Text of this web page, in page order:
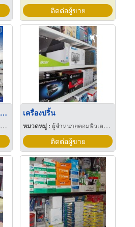
ติดต่อผู้ขาย
รับออกแบบและผลิตเครื่องล้างสีระบบน้ำ ปลอดภัยต่อผู้ใช้งานและเป็นมิตรต่อสิ่งแวดล้อม เครื่องปริ้น
หมวดหมู่ :ผู้จำหน่ายคอมพิวเตอร์และอุปกรณ์ต่อพ่วง
ติดต่อผู้ขาย